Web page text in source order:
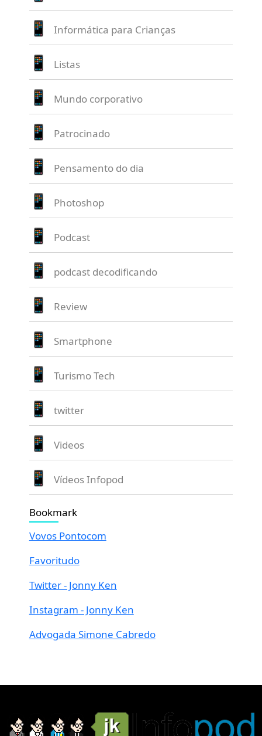
Informática para Crianças
Listas
Mundo corporativo
Patrocinado
Pensamento do dia
Photoshop
Podcast
podcast decodificando
Review
Smartphone
Turismo Tech
twitter
Videos
Vídeos Infopod
Bookmark
Vovos Pontocom
Favoritudo
Twitter - Jonny Ken
Instagram - Jonny Ken
Advogada Simone Cabredo